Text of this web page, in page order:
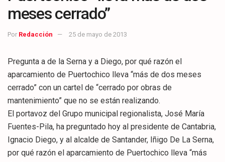
meses cerrado”
Por Redacción 25 de mayo de 2013
Pregunta a de la Serna y a Diego, por qué razón el
aparcamiento de Puertochico lleva “más de dos meses
cerrado” con un cartel de “cerrado por obras de
mantenimiento” que no se están realizando.
El portavoz del Grupo municipal regionalista, José María
Fuentes-Pila, ha preguntado hoy al presidente de Cantabria,
Ignacio Diego, y al alcalde de Santander, Iñigo De La Serna,
por qué razón el aparcamiento de Puertochico lleva “más